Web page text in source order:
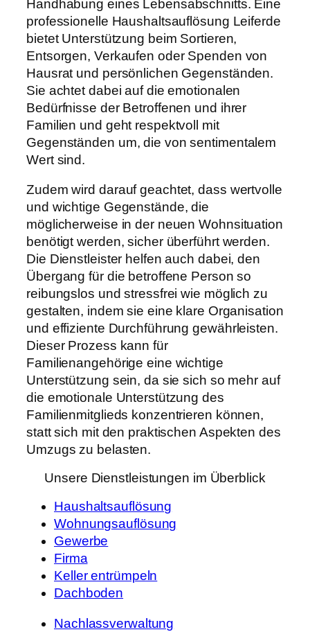
Handhabung eines Lebensabschnitts. Eine
professionelle Haushaltsauflösung Leiferde
bietet Unterstützung beim Sortieren,
Entsorgen, Verkaufen oder Spenden von
Hausrat und persönlichen Gegenständen.
Sie achtet dabei auf die emotionalen
Bedürfnisse der Betroffenen und ihrer
Familien und geht respektvoll mit
Gegenständen um, die von sentimentalem
Wert sind.
Zudem wird darauf geachtet, dass wertvolle
und wichtige Gegenstände, die
möglicherweise in der neuen Wohnsituation
benötigt werden, sicher überführt werden.
Die Dienstleister helfen auch dabei, den
Übergang für die betroffene Person so
reibungslos und stressfrei wie möglich zu
gestalten, indem sie eine klare Organisation
und effiziente Durchführung gewährleisten.
Dieser Prozess kann für
Familienangehörige eine wichtige
Unterstützung sein, da sie sich so mehr auf
die emotionale Unterstützung des
Familienmitglieds konzentrieren können,
statt sich mit den praktischen Aspekten des
Umzugs zu belasten.
Unsere Dienstleistungen im Überblick
Haushaltsauflösung
Wohnungsauflösung
Gewerbe
Firma
Keller entrümpeln
Dachboden
Nachlassverwaltung